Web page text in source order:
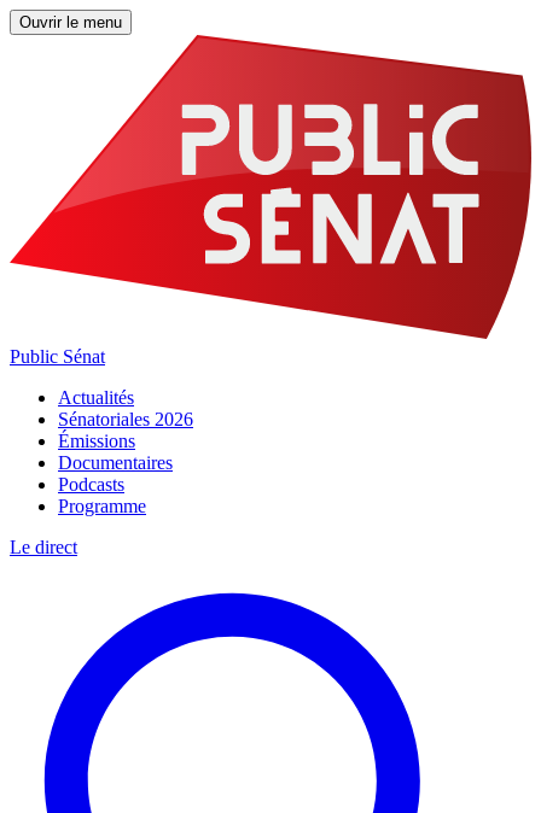
Ouvrir le menu
Public Sénat
Actualités
Sénatoriales 2026
Émissions
Documentaires
Podcasts
Programme
Le direct